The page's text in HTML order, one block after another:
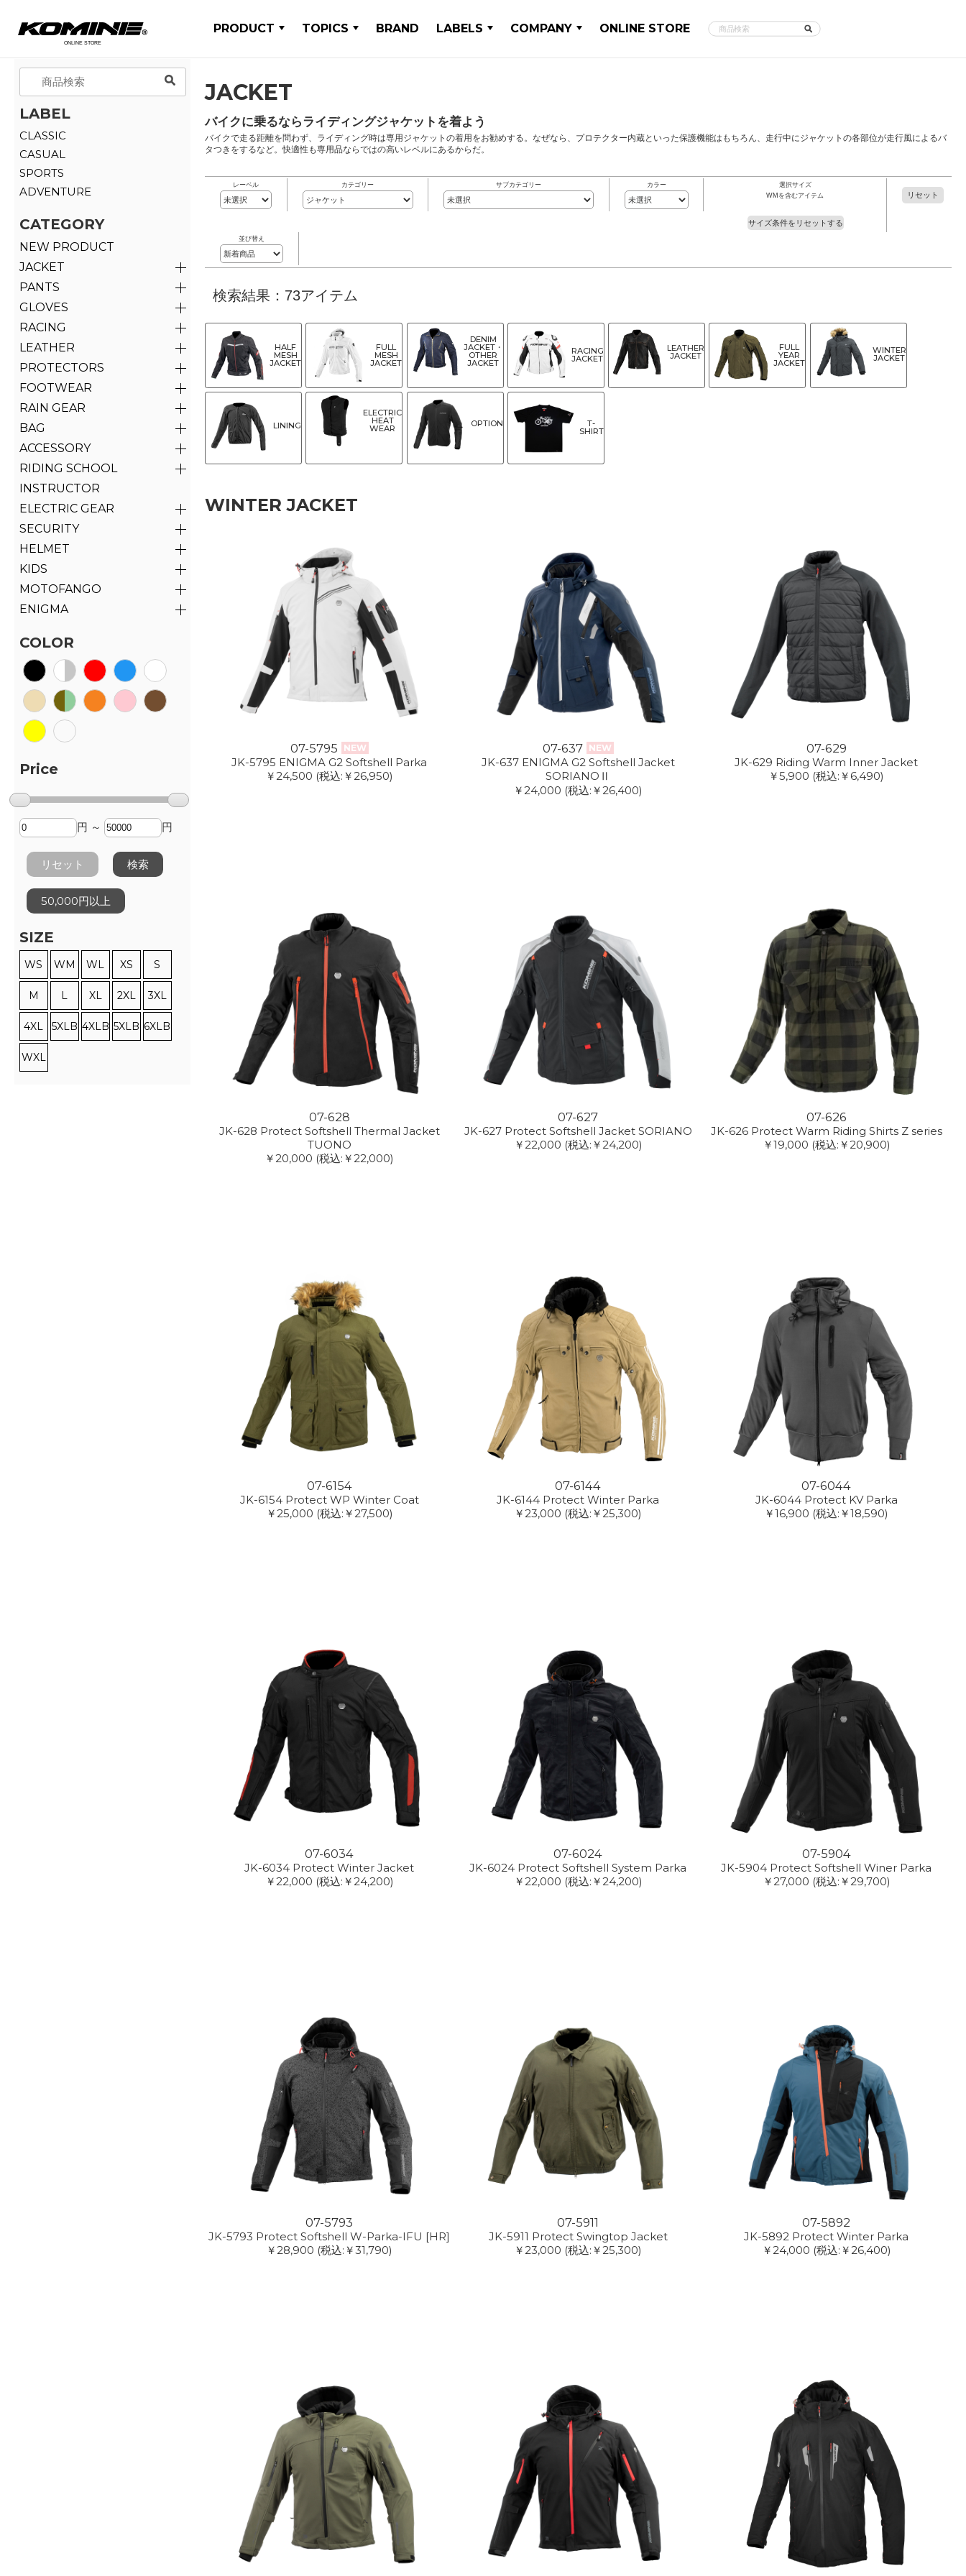
PRODUCT TOPICS BRAND LABELS COMPANY ONLINE STORE
LABEL
CLASSIC
CASUAL
SPORTS
ADVENTURE
CATEGORY
NEW PRODUCT
JACKET
PANTS
GLOVES
RACING
LEATHER
PROTECTORS
FOOTWEAR
RAIN GEAR
BAG
ACCESSORY
RIDING SCHOOL
INSTRUCTOR
ELECTRIC GEAR
SECURITY
HELMET
KIDS
MOTOFANGO
ENIGMA
COLOR
Price
円 ～ 円
リセット 検索
50,000円以上
SIZE
WS WM WL XS S
M L XL 2XL 3XL
4XL 5XLB 4XLB 5XLB 6XLB
WXL
JACKET
バイクに乗るならライディングジャケットを着よう
バイクで走る距離を問わず、ライディング時は専用ジャケットの着用をお勧めする。なぜなら、プロテクター内蔵といった保護機能はもちろん、走行中にジャケットの各部位が走行風によるバ
タつきをするなど。快適性も専用品ならではの高いレベルにあるからだ。
レーベル カテゴリー サブカテゴリー カラー
選択サイズ
WMを含むアイテム
サイズ条件をリセットする
並び替え
リセット
検索結果：73アイテム
HALF
MESH
JACKET
FULL
MESH
JACKET
DENIM
JACKET・
OTHER
JACKET
RACING
JACKET
LEATHER
JACKET
FULL
YEAR
JACKET
WINTER
JACKET
LINING
ELECTRIC
HEAT
WEAR OPTION T-
SHIRT
WINTER JACKET
07-5795 NEW
JK-5795 ENIGMA G2 Softshell Parka
￥24,500 (税込:￥26,950)
07-637 NEW
JK-637 ENIGMA G2 Softshell Jacket
SORIANOⅡ
￥24,000 (税込:￥26,400)
07-629
JK-629 Riding Warm Inner Jacket
￥5,900 (税込:￥6,490)
07-628
JK-628 Protect Softshell Thermal Jacket
TUONO
￥20,000 (税込:￥22,000)
07-627
JK-627 Protect Softshell Jacket SORIANO
￥22,000 (税込:￥24,200)
07-626
JK-626 Protect Warm Riding Shirts Z series
￥19,000 (税込:￥20,900)
07-6154
JK-6154 Protect WP Winter Coat
￥25,000 (税込:￥27,500)
07-6144
JK-6144 Protect Winter Parka
￥23,000 (税込:￥25,300)
07-6044
JK-6044 Protect KV Parka
￥16,900 (税込:￥18,590)
07-6034
JK-6034 Protect Winter Jacket
￥22,000 (税込:￥24,200)
07-6024
JK-6024 Protect Softshell System Parka
￥22,000 (税込:￥24,200)
07-5904
JK-5904 Protect Softshell Winer Parka
￥27,000 (税込:￥29,700)
07-5793
JK-5793 Protect Softshell W-Parka-IFU [HR]
￥28,900 (税込:￥31,790)
07-5911
JK-5911 Protect Swingtop Jacket
￥23,000 (税込:￥25,300)
07-5892
JK-5892 Protect Winter Parka
￥24,000 (税込:￥26,400)